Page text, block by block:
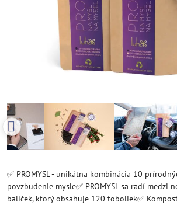
✅ PROMYSL - unikátna kombinácia 10
povzbudenie mysle✅ PROMYSL sa radí medzi
balíček, ktorý obsahuje 120 toboliek✅